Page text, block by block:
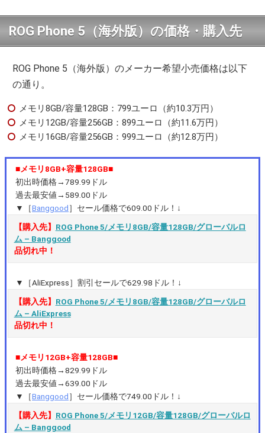
ROG Phone 5（海外版）の価格・購入先
ROG Phone 5（海外版）のメーカー希望小売価格は以下
の通り。
メモリ8GB/容量128GB：799ユーロ（約10.3万円）
メモリ12GB/容量256GB：899ユーロ（約11.6万円）
メモリ16GB/容量256GB：999ユーロ（約12.8万円）
■メモリ8GB+容量128GB■
初出時価格→789.99ドル
過去最安値→589.00ドル
▼［Banggood］セール価格で609.00ドル！↓
【購入先】 ROG Phone 5/メモリ8GB/容量128GB/グローバルロ
ム – Banggood
品切れ中！
▼［AliExpress］割引セールで629.98ドル！↓
【購入先】 ROG Phone 5/メモリ8GB/容量128GB/グローバルロ
ム – AliExpress
品切れ中！
■メモリ12GB+容量128GB■
初出時価格→829.99ドル
過去最安値→639.00ドル
▼［Banggood］セール価格で749.00ドル！↓
【購入先】 ROG Phone 5/メモリ12GB/容量128GB/グローバルロ
ム – Banggood